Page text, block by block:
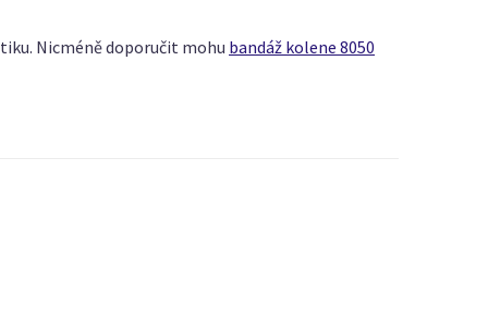
Nicméně doporučit mohu bandáž kolene 8050